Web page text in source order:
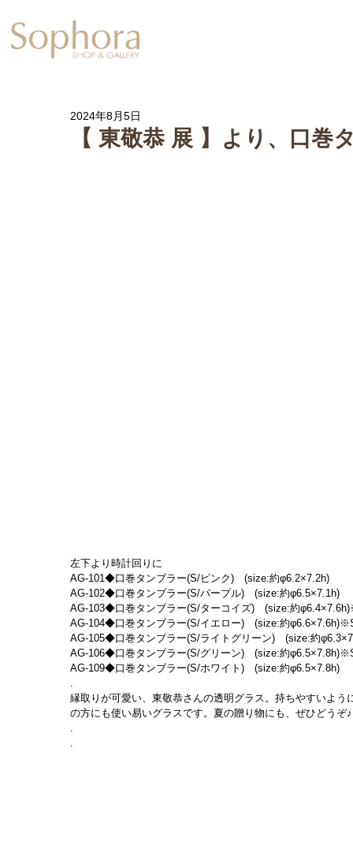
【 東敬恭 展 】より、口巻
2024年8月5日
左下より時計回りに
AG-101◆口巻タンブラー(S/ピンク)　(size:約φ6.2×7.2h)
AG-102◆口巻タンブラー(S/パープル)　(size:約φ6.5×7.1h)
AG-103◆口巻タンブラー(S/ターコイズ)　(size:約
AG-104◆口巻タンブラー(S/イエロー)　(size:約
AG-105◆口巻タンブラー(S/ライトグリーン)　(size:約
AG-106◆口巻タンブラー(S/グリーン)　(size:約
AG-109◆口巻タンブラー(S/ホワイト)　(size:約φ6.5×7.8h)
.
縁取りが可愛い、東敬恭さんの透明グラス。持ちやすいよ
の方にも使い易いグラスです。夏の贈り物にも、ぜひどうぞ♪
.
.